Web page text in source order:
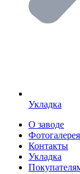
Укладка
О заводе
Фотогалерея
Контакты
Укладка